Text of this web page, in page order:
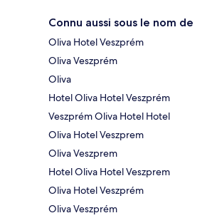
Connu aussi sous le nom de
Oliva Hotel Veszprém
Oliva Veszprém
Oliva
Hotel Oliva Hotel Veszprém
Veszprém Oliva Hotel Hotel
Oliva Hotel Veszprem
Oliva Veszprem
Hotel Oliva Hotel Veszprem
Oliva Hotel Veszprém
Oliva Veszprém